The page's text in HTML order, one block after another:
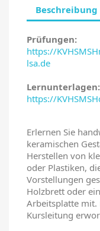
Beschreibung
Prüfungen:
https://
lsa.de
Lernunterlagen:
https://
Erlernen Sie
keramischen
Herstellen von
oder Plastiken,
Vorstellungen
Holzbrett oder
Arbeitsplatte mit.
Kursleitung